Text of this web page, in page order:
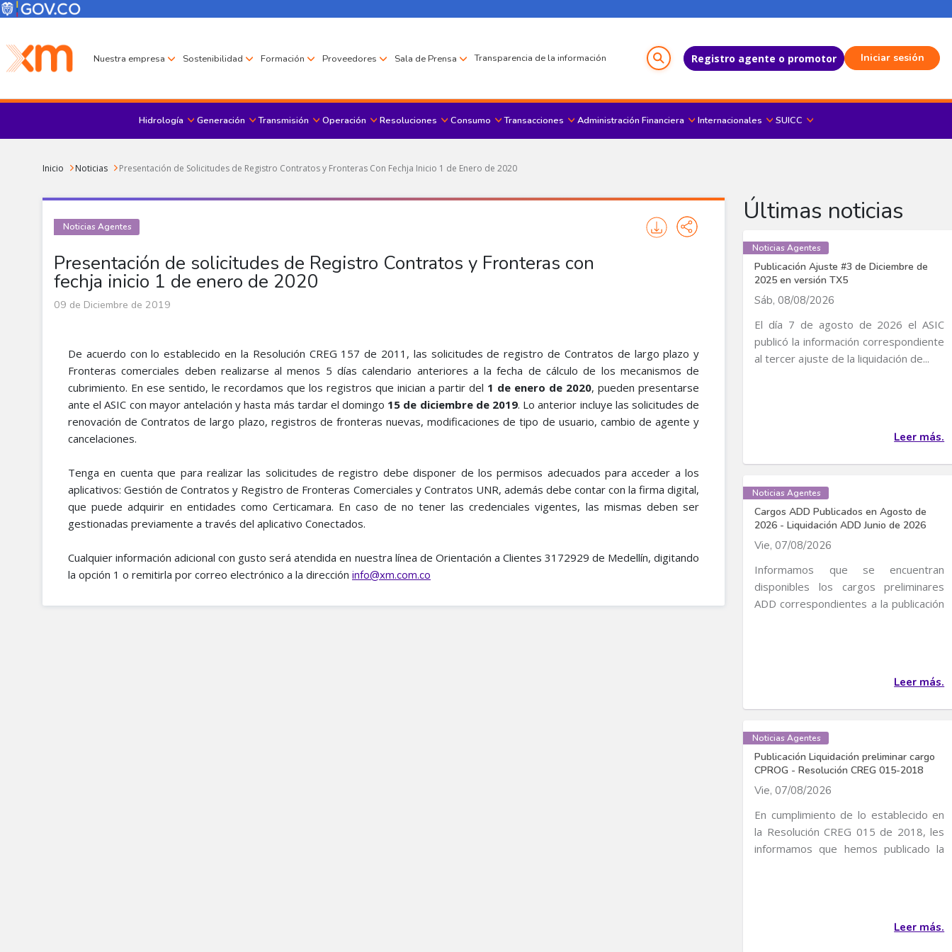
Pasar al contenido principal
Menú Corporativo
Menú de encabezado
Nuestra empresa Sostenibilidad Formación Proveedores Sala de Prensa Transparencia de la información Registro agente o promotor Iniciar sesión
Menu principal
Hidrología Generación Transmisión Operación Resoluciones Consumo Transacciones Administración Financiera Internacionales SUICC
Sobrescribir enlaces de ayuda a la navegación
Inicio Noticias Presentación de Solicitudes de Registro Contratos y Fronteras Con Fechja Inicio 1 de Enero de 2020
Presentación de solicitudes de Registro Contratos y Fronteras con
fechja inicio 1 de enero de 2020
Noticias Agentes
09 de Diciembre de 2019
De acuerdo con lo establecido en la Resolución CREG 157 de 2011, las solicitudes de registro de Contratos de largo plazo y
Fronteras comerciales deben realizarse al menos 5 días calendario anteriores a la fecha de cálculo de los mecanismos de
cubrimiento. En ese sentido, le recordamos que los registros que inician a partir del 1 de enero de 2020, pueden presentarse
ante el ASIC con mayor antelación y hasta más tardar el domingo 15 de diciembre de 2019. Lo anterior incluye las solicitudes de
renovación de Contratos de largo plazo, registros de fronteras nuevas, modificaciones de tipo de usuario, cambio de agente y
cancelaciones.
Tenga en cuenta que para realizar las solicitudes de registro debe disponer de los permisos adecuados para acceder a los
aplicativos: Gestión de Contratos y Registro de Fronteras Comerciales y Contratos UNR, además debe contar con la firma digital,
que puede adquirir en entidades como Certicamara. En caso de no tener las credenciales vigentes, las mismas deben ser
gestionadas previamente a través del aplicativo Conectados.
Cualquier información adicional con gusto será atendida en nuestra línea de Orientación a Clientes 3172929 de Medellín, digitando
la opción 1 o remitirla por correo electrónico a la dirección info@xm.com.co
Últimas noticias
Noticias Agentes
Publicación Ajuste #3 de Diciembre de
2025 en versión TX5
Sáb, 08/08/2026
El día 7 de agosto de 2026 el ASIC
publicó la información correspondiente
al tercer ajuste de la liquidación de...
Leer más.
Noticias Agentes
Cargos ADD Publicados en Agosto de
2026 - Liquidación ADD Junio de 2026
Vie, 07/08/2026
Informamos que se encuentran
disponibles los cargos preliminares
ADD correspondientes a la publicación
Leer más.
Noticias Agentes
Publicación Liquidación preliminar cargo
CPROG - Resolución CREG 015-2018
Vie, 07/08/2026
En cumplimiento de lo establecido en
la Resolución CREG 015 de 2018, les
informamos que hemos publicado la
Leer más.